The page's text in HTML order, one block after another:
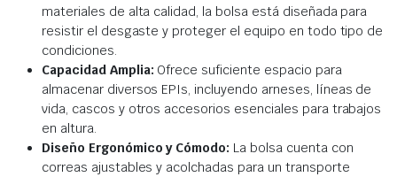
materiales de alta calidad, la bolsa está diseñada para
resistir el desgaste y proteger el equipo en todo tipo de
condiciones.
Capacidad Amplia: Ofrece suficiente espacio para
almacenar diversos EPIs, incluyendo arneses, líneas de
vida, cascos y otros accesorios esenciales para trabajos
en altura.
Diseño Ergonómico y Cómodo: La bolsa cuenta con
correas ajustables y acolchadas para un transporte